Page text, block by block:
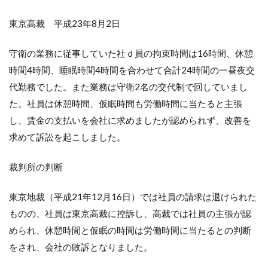
東京高裁 平成23年8月2日
守衛の業務に従事していた社ｄ員の拘束時間は16時間、休憩
時間4時間、睡眠時間4時間を合わせて合計24時間の一昼夜交
代勤務でした。また業務は守衛2名の交代制で回していまし
た。社員は休憩時間、仮眠時間も労働時間に当たると主張
し、賃金の支払いを会社に求めましたが認められず、改善を
求めて訴訟を起こしました。
裁判所の判断
東京地裁（平成21年12月16日）では社員の請求は退けられた
ものの、社員は東京高裁に控訴し、高裁では社員の主張が認
められ、休憩時間と仮眠の時間は労働時間に当たるとの判断
をされ、会社の敗訴となりました。